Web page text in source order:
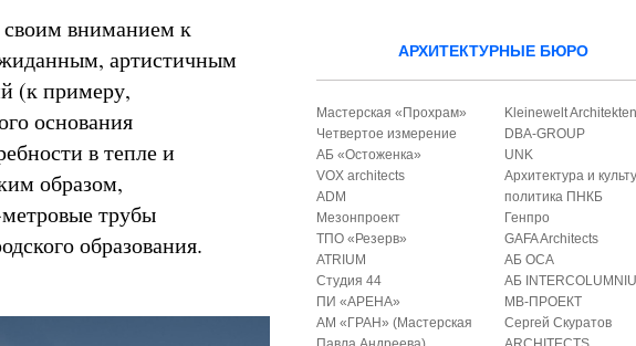
своим вниманием к
артистичным
(к примеру,
основания
в тепле и
образом,
трубы
образования.
АРХИТЕКТУРНЫЕ БЮРО
Мастерская «Прохрам»
Четвертое измерение
АБ «Остоженка»
VOX architects
ADM
Мезонпроект
ТПО «Резерв»
ATRIUM
Студия 44
ПИ «АРЕНА»
АМ «ГРАН» (Мастерская
Kleinewelt
DBA-GROUP
UNK
Архитектура и
политика ПНКБ
Генпро
GAFA Architects
АБ ОСА
АБ
МВ-ПРОЕКТ
Сергей Скуратов